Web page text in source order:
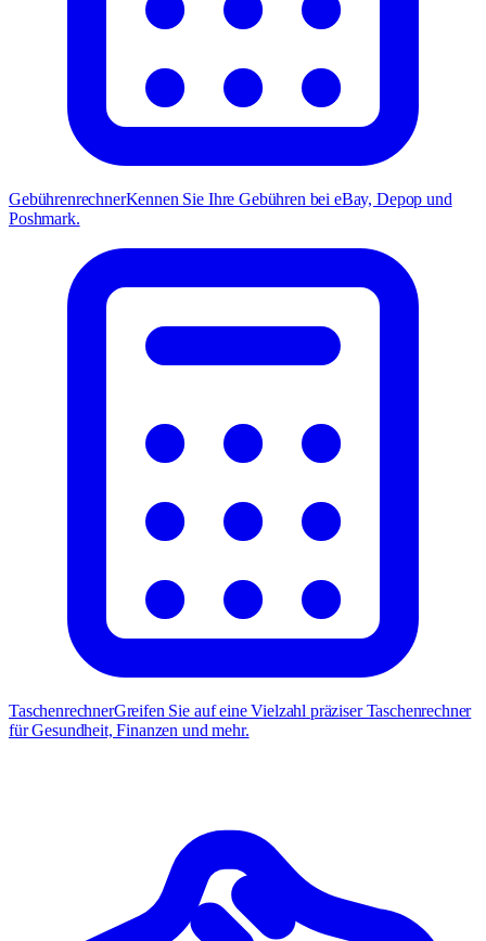
GebührenrechnerKennen Sie Ihre Gebühren bei eBay, Depop und
Poshmark.
TaschenrechnerGreifen Sie auf eine Vielzahl präziser Taschenrechner
für Gesundheit, Finanzen und mehr.